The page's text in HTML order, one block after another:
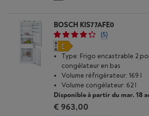
BOSCH KIS77AFE0
(5)
Type: Frigo encastrable 2
congélateur en bas
Volume réfrigérateur: 169 l
Volume congélateur: 62 l
Disponible à partir du mar. 18
€ 963,00